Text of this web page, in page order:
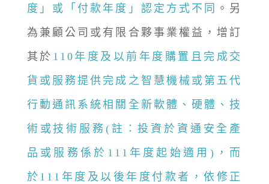
度」或「付款年度」認定方式不同
。另
為兼顧公司或有限合夥事業權益，增訂
其於 110年度及以前年度購置且完成交
貨或服務提供完成之智慧機械或第五代
行動通訊系統相關全新軟體、硬體、技
術或技術服務(註：投資於資通安全產
品或服務係於111年度起始適用)，而
於111年度及以後年度付款者，依修正